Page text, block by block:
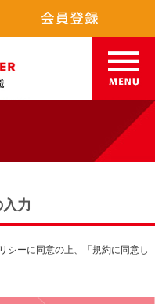
力
シーに同意の上、「規約に同意し